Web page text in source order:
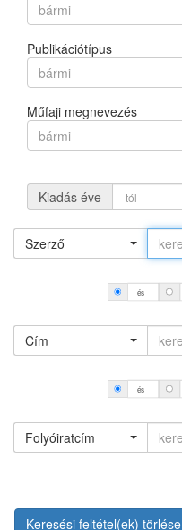
bármi
Publikációtípus
bármi
Műfaji megnevezés
bármi
Kiadás éve
Szerző
és
Cím
és
Folyóiratcím
Keresési feltétel(ek) törlése